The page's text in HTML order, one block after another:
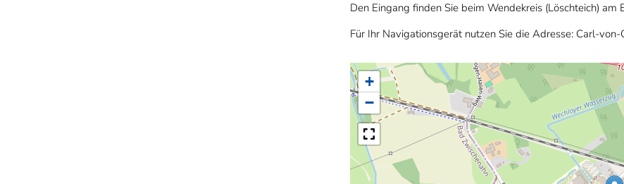
Den Eingang finden Sie beim Wendekreis (Löschteich) am
Für Ihr Navigationsgerät nutzen Sie die Adresse: Carl-
+
−